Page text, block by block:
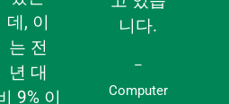
데, 이
는 전
년 대
9% 이
니다.
–
Computer